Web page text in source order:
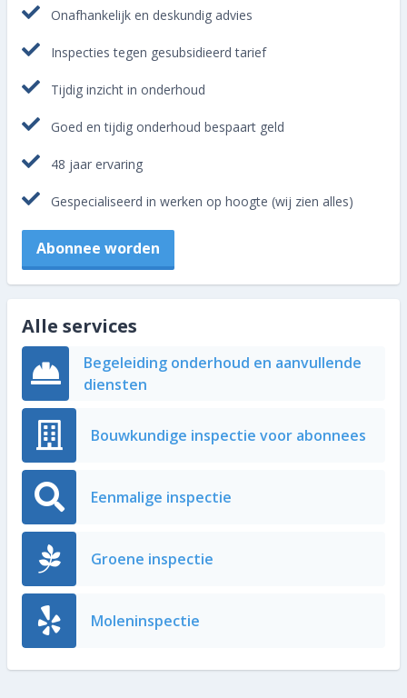
Onafhankelijk en deskundig advies
Inspecties tegen gesubsidieerd tarief
Tijdig inzicht in onderhoud
Goed en tijdig onderhoud bespaart geld
48 jaar ervaring
Gespecialiseerd in werken op hoogte (wij zien alles)
Abonnee worden
Alle services
Begeleiding onderhoud en aanvullende
diensten
Bouwkundige inspectie voor abonnees
Eenmalige inspectie
Groene inspectie
Moleninspectie